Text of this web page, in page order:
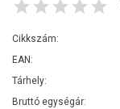
Cikkszám:
EAN:
Tárhely:
Bruttó egységár: